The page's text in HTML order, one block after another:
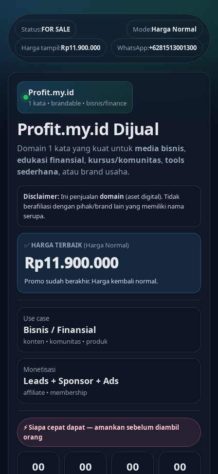
Status:FOR SALE Mode:Harga Normal
Harga tampil:Rp11.900.000 WhatsApp:+6281513001300
Profit.my.id
1 kata • brandable • bisnis/finance
Profit.my.id Dijual
Domain 1 kata yang kuat untuk media bisnis,
edukasi finansial, kursus/komunitas, tools
sederhana, atau brand usaha.
Disclaimer: Ini penjualan domain (aset digital). Tidak
berafiliasi dengan pihak/brand lain yang memiliki nama
serupa.
✅ HARGA TERBAIK(Harga Normal)
Rp11.900.000
Promo sudah berakhir. Harga kembali normal.
Use case
Bisnis / Finansial
konten • komunitas • produk
Monetisasi
Leads + Sponsor + Ads
affiliate • membership
⚡ Siapa cepat dapat — amankan sebelum diambil
orang
00 00 00 00